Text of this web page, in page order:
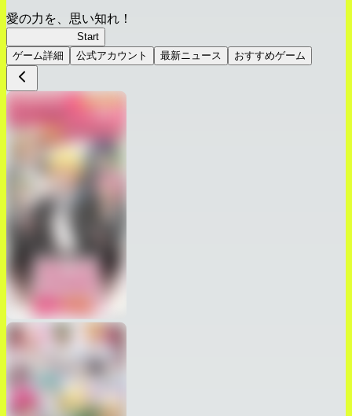
愛の力を、思い知れ！
Start
ゲーム詳細
公式アカウント 最新ニュース おすすめゲーム